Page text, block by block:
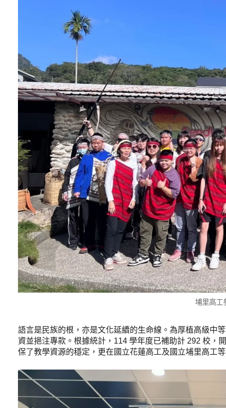
埔里高工
語言是民族的根，亦是文化延續的生命線。為厚植高級中
資並挹注專款。根據統計，114 學年度已補助計 292 校，
保了教學資源的穩定，更在國立花蓮高工及國立埔里高工